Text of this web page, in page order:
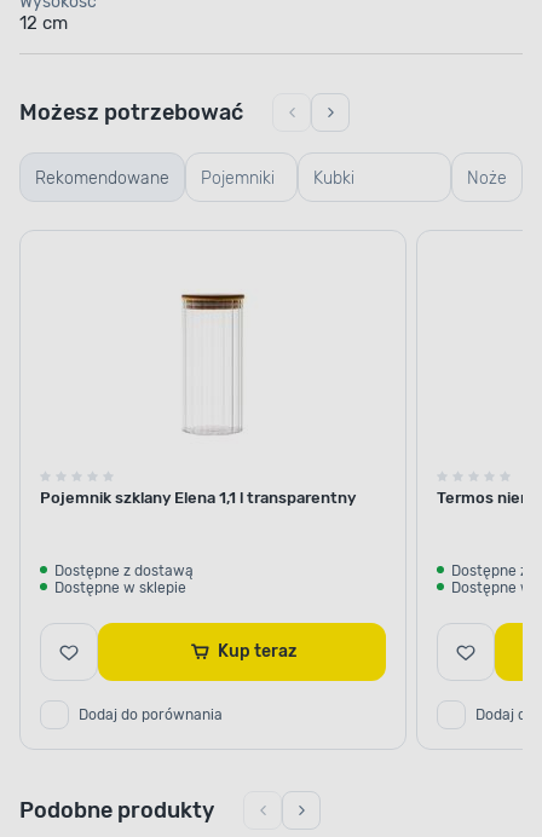
12 cm
Rekomendowane Pojemniki
szklane
Kubki
termiczne i
Noże
Możesz potrzebować
Pojemnik szklany Elena 1,1 l transparentny
Dostępne z dostawą
Dostępne w sklepie
Kup teraz
Dodaj do porównania
Termos
Dostępne z
Dostępne w
Dodaj do
Podobne produkty